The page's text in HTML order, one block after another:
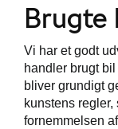
Brugte
Vi har et godt
handler brugt
bliver grundigt
kunstens
fornemmelsen